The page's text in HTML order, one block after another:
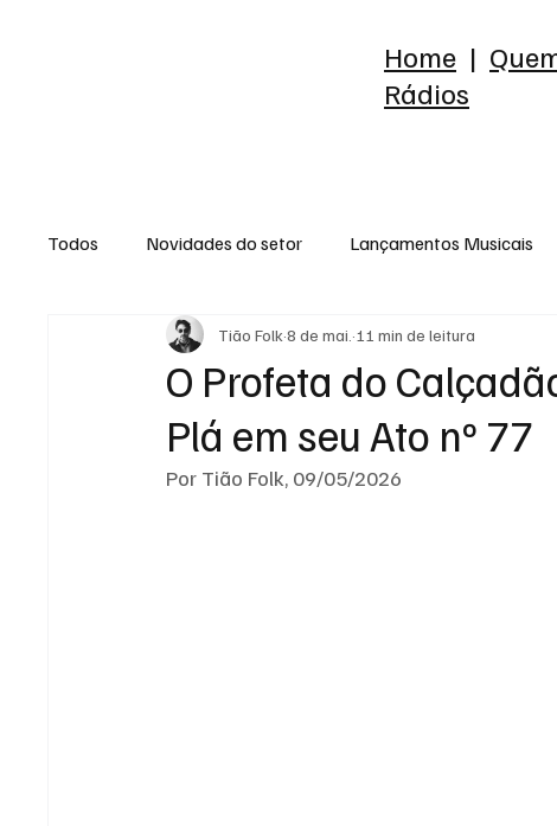
Home |
Rádios
Todos Novidades do setor Lançamentos Musicais
Raio-X do Álbum Release Reflexão
O Profeta do
Plá em seu Ato nº 77
Tião Folk 8 de mai. 11 min de leitura
Por Tião Folk, 09/05/2026